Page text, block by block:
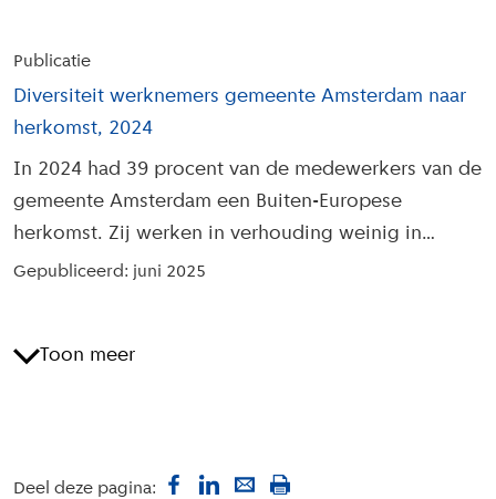
Diversiteit werknemers gemeente Amsterdam naar
herkomst, 2024
Publicatie
In 2024 had 39 procent van de medewerkers van de
gemeente Amsterdam een Buiten-Europese
herkomst. Zij werken in verhouding weinig in
managementfuncties en hogere salarisschalen.
Gepubliceerd: juni 2025
Toon meer
Deel deze pagina: